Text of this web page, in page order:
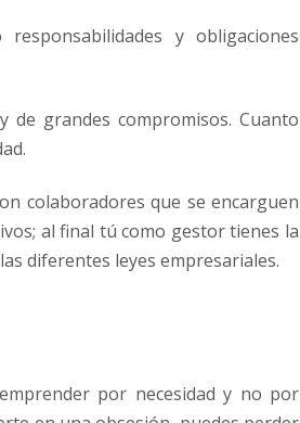
y obligaciones
de grandes compromisos. Cuanto
colaboradores que se encarguen
al final tú como gestor tienes la
diferentes leyes empresariales.
por necesidad y no por